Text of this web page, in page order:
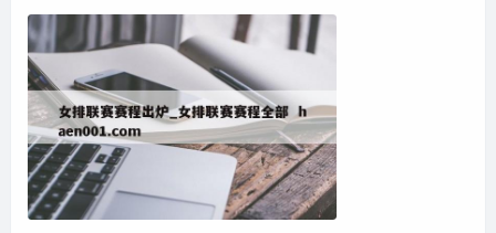
文目录一览： 1、世界女排联赛总决赛赛程出炉,附央视五台直播
表...